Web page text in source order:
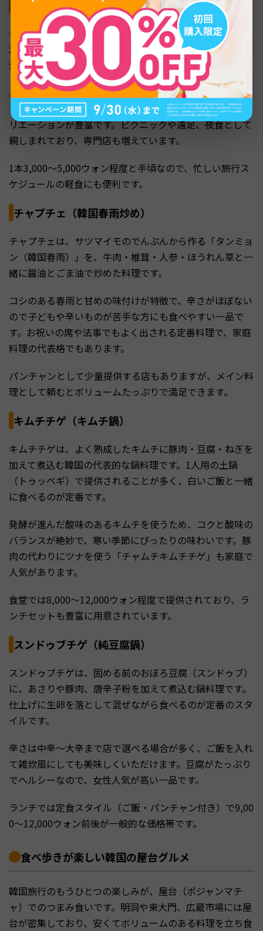
キンパ（韓国海苔巻き）
キンパは、海苔の上にご飯と具材を広げて巻いた韓国版の
海苔巻きです。日本の太巻きに似ていますが、ご飯にごま
油と塩で下味をつけ、酢飯ではないのが特徴です。
具材はたくあん・ほうれん草・人参・卵・牛肉・カニカマ
などが定番で、最近ではツナマヨ・キムチ・チーズなどバ
リエーションが豊富です。ピクニックや遠足、夜食として
親しまれており、専門店も増えています。
1本3,000〜5,000ウォン程度と手頃なので、忙しい旅行ス
ケジュールの軽食にも便利です。
チャプチェ（韓国春雨炒め）
チャプチェは、サツマイモのでんぷんから作る「タンミョ
ン（韓国春雨）」を、牛肉・椎茸・人参・ほうれん草と一
緒に醤油とごま油で炒めた料理です。
コシのある春雨と甘めの味付けが特徴で、辛さがほぼない
ので子どもや辛いものが苦手な方にも食べやすい一品で
す。お祝いの席や法事でもよく出される定番料理で、家庭
料理の代表格でもあります。
パンチャンとして少量提供する店もありますが、メイン料
理として頼むとボリュームたっぷりで満足できます。
キムチチゲ（キムチ鍋）
キムチチゲは、よく熟成したキムチに豚肉・豆腐・ねぎを
加えて煮込む韓国の代表的な鍋料理です。1人用の土鍋
（トゥッペギ）で提供されることが多く、白いご飯と一緒
に食べるのが定番です。
発酵が進んだ酸味のあるキムチを使うため、コクと酸味の
バランスが絶妙で、寒い季節にぴったりの味わいです。豚
肉の代わりにツナを使う「チャムチキムチチゲ」も家庭で
人気があります。
食堂では8,000〜12,000ウォン程度で提供されており、ラ
ンチセットも豊富に用意されています。
スンドゥブチゲ（純豆腐鍋）
スンドゥブチゲは、固める前のおぼろ豆腐（スンドゥブ）
に、あさりや豚肉、唐辛子粉を加えて煮込む鍋料理です。
仕上げに生卵を落として混ぜながら食べるのが定番のスタ
イルです。
辛さは中辛〜大辛まで店で選べる場合が多く、ご飯を入れ
て雑炊風にしても美味しくいただけます。豆腐がたっぷり
でヘルシーなので、女性人気が高い一品です。
ランチでは定食スタイル（ご飯・パンチャン付き）で9,00
0〜12,000ウォン前後が一般的な価格帯です。
食べ歩きが楽しい韓国の屋台グルメ
韓国旅行のもうひとつの楽しみが、屋台（ポジャンマチ
ャ）でのつまみ食いです。明洞や東大門、広蔵市場には屋
台が密集しており、安くてボリュームのある料理を立ち食